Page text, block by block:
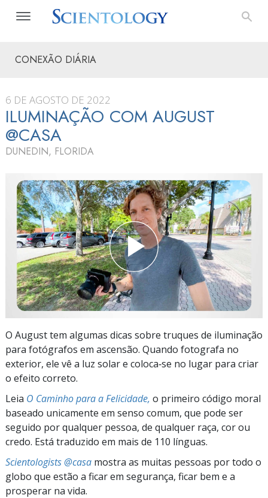
CONEXÃO DIÁRIA
6 DE AGOSTO DE 2022
ILUMINAÇÃO COM AUGUST
@CASA
DUNEDIN, FLORIDA
O August tem algumas dicas sobre truques de iluminação
para fotógrafos em ascensão. Quando fotografa no
exterior, ele vê a luz solar e coloca‑se no lugar para criar
o efeito correto.
Leia O Caminho para a Felicidade, o primeiro código moral
baseado unicamente em senso comum, que pode ser
seguido por qualquer pessoa, de qualquer raça, cor ou
credo. Está traduzido em mais de 110 línguas.
Scientologists @casa mostra as muitas pessoas por todo o
globo que estão a ficar em segurança, ficar bem e a
prosperar na vida.